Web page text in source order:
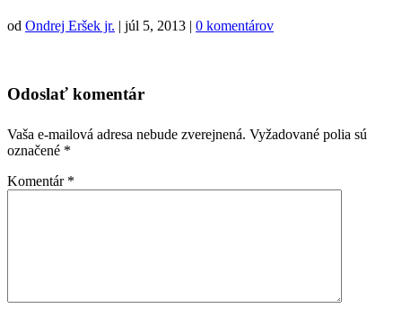
od Ondrej Eršek jr. | júl 5, 2013 | 0 komentárov
Odoslať komentár
Vaša e-mailová adresa nebude zverejnená. Vyžadované polia sú
označené *
Komentár *